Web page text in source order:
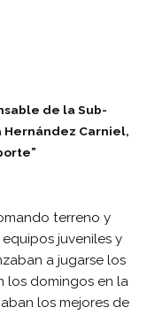
de la Sub-
Hernández Carniel,
terreno y
juveniles y
a jugarse los
los domingos en la
los mejores de